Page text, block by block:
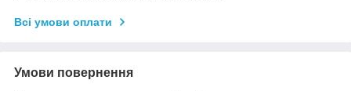
Всі умови оплати
Умови повернення